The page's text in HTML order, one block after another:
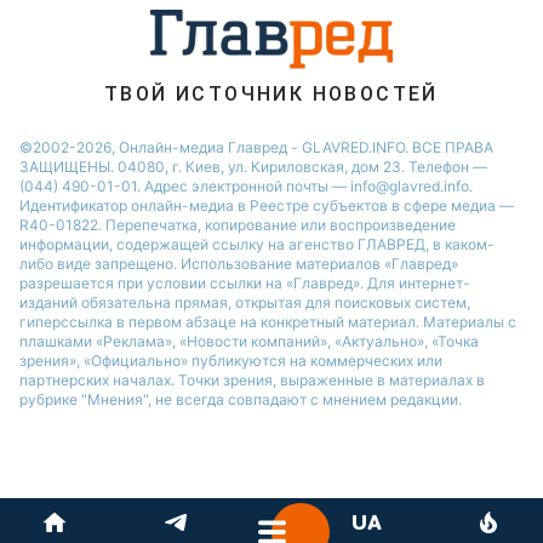
ТВОЙ ИСТОЧНИК НОВОСТЕЙ
©2002-2026, Онлайн-медиа Главред - GLAVRED.INFO. ВСЕ ПРАВА
ЗАЩИЩЕНЫ. 04080, г. Киев, ул. Кириловская, дом 23. Телефон —
(044) 490-01-01. Адрес электронной почты — info@glavred.info.
Идентификатор онлайн-медиа в Реестре cубъектов в сфере медиа —
R40-01822. Перепечатка, копирование или воспроизведение
информации, содержащей ссылку на агенство ГЛАВРЕД, в каком-
либо виде запрещено. Использование материалов «Главред»
разрешается при условии ссылки на «Главред». Для интернет-
изданий обязательна прямая, открытая для поисковых систем,
гиперссылка в первом абзаце на конкретный материал. Материалы с
плашками «Реклама», «Новости компаний», «Актуально», «Точка
зрения», «Официально» публикуются на коммерческих или
партнерских началах. Точки зрения, выраженные в материалах в
рубрике "Мнения", не всегда совпадают с мнением редакции.